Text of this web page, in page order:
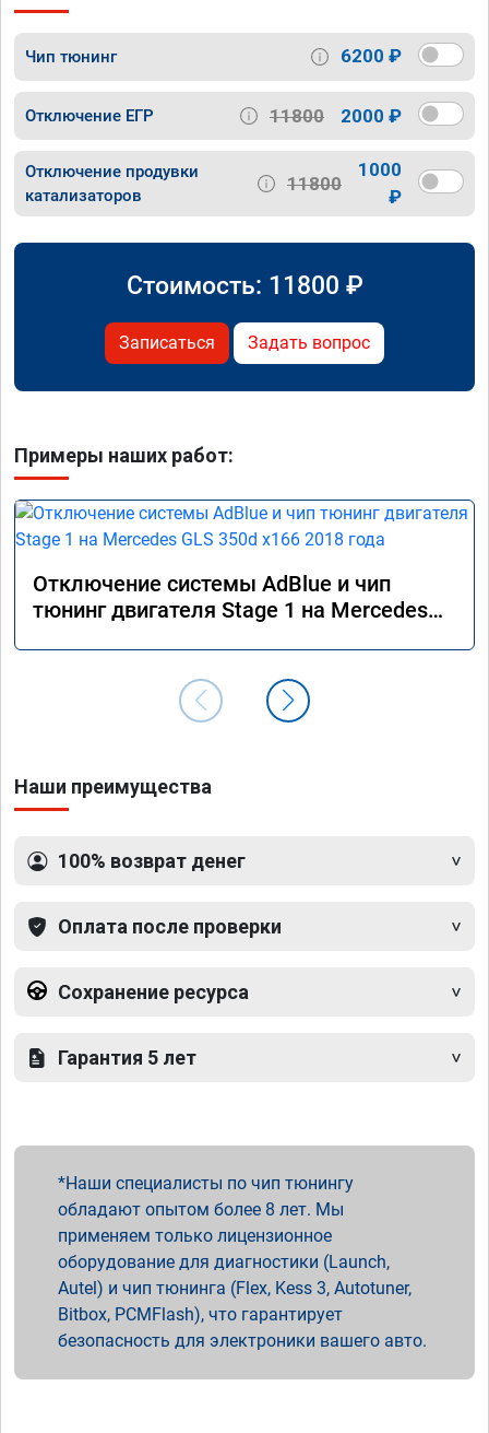
Чип тюнинг 6200 ₽
Отключение ЕГР 11800 2000 ₽
Отключение продувки
катализаторов
11800
1000
₽
Стоимость: 11800 ₽
Записаться Задать вопрос
Примеры наших работ:
Отключение системы AdBlue и чип
тюнинг двигателя Stage 1 на Mercedes
Наши преимущества
100% возврат денег
Оплата после проверки
Сохранение ресурса
Гарантия 5 лет
Наши специалисты по чип тюнингу
обладают опытом более 8 лет. Мы
применяем только лицензионное
оборудование для диагностики (Launch,
Autel) и чип тюнинга (Flex, Kess 3, Autotuner,
Bitbox, PCMFlash), что гарантирует
безопасность для электроники вашего авто.